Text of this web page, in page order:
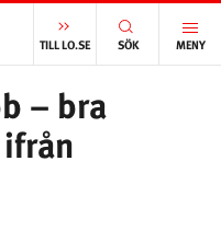
TILL LO.SE SÖK MENY
INTRODUKTIONSJOBB – BRA TÄNKT, MEN LÅNGT IFRÅN TILLRÄCKLIGT!
– bra